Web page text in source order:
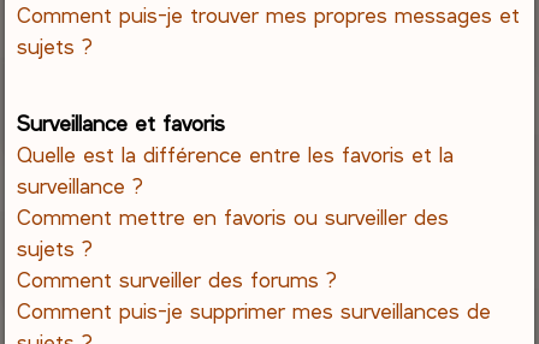
Comment puis-je trouver mes propres messages et
sujets ?
Surveillance et favoris
Quelle est la différence entre les favoris et la
surveillance ?
Comment mettre en favoris ou surveiller des
sujets ?
Comment surveiller des forums ?
Comment puis-je supprimer mes surveillances de